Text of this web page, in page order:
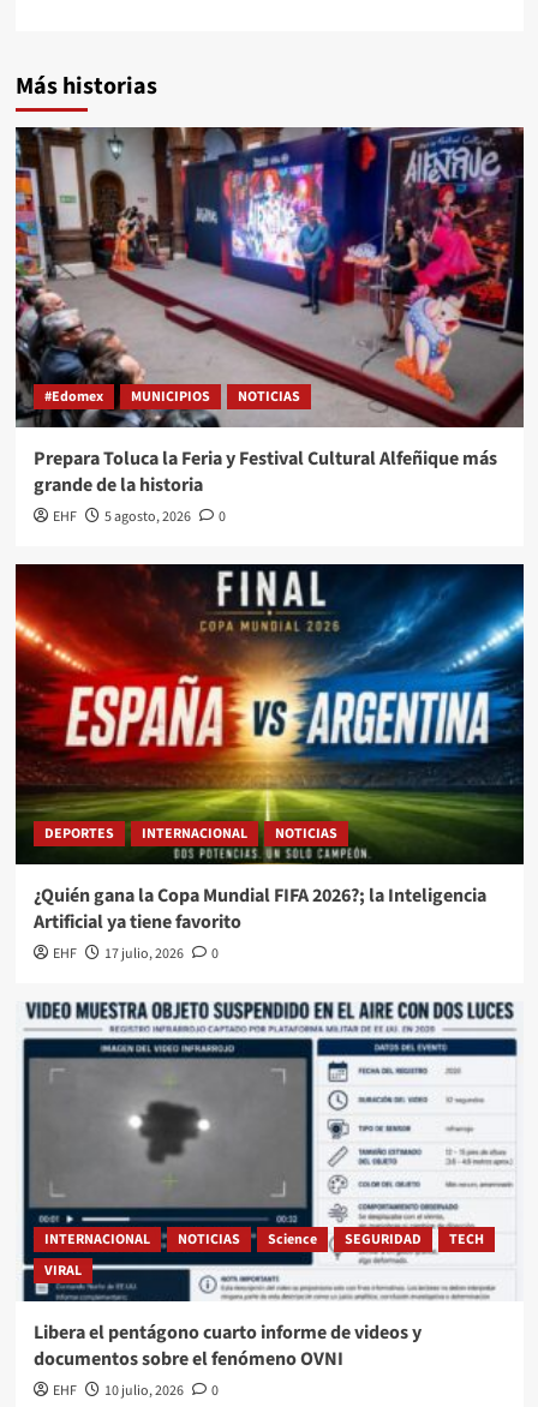
Más historias
#Edomex MUNICIPIOS NOTICIAS
Prepara Toluca la Feria y Festival Cultural Alfeñique más
grande de la historia
EHF 5 agosto, 2026 0
DEPORTES INTERNACIONAL NOTICIAS
¿Quién gana la Copa Mundial FIFA 2026?; la Inteligencia
Artificial ya tiene favorito
EHF 17 julio, 2026 0
INTERNACIONAL NOTICIAS Science SEGURIDAD
TECH
VIRAL
Libera el pentágono cuarto informe de videos y
documentos sobre el fenómeno OVNI
EHF 10 julio, 2026 0